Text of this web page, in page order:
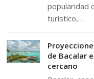
popularidad
turístico,…
de Bacalar
cercano